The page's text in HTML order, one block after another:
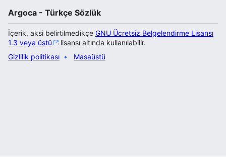
Argoca - Türkçe Sözlük
İçerik, aksi belirtilmedikçe GNU Ücretsiz Belgelendirme Lisansı
1.3 veya üstü
lisansı altında kullanılabilir.
Gizlilik politikası
Masaüstü